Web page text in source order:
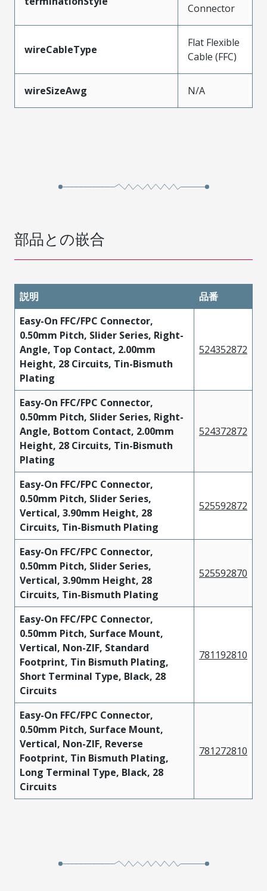
Connector
wireCableType
Flat Flexible
Cable (FFC)
wireSizeAwg N/A
部品との嵌合
説明
品番
Easy-On FFC/FPC Connector,
0.50mm Pitch, Slider Series, Right-
Angle, Top Contact, 2.00mm
Height, 28 Circuits, Tin-Bismuth
Plating
524352872
Easy-On FFC/FPC Connector,
0.50mm Pitch, Slider Series, Right-
Angle, Bottom Contact, 2.00mm
Height, 28 Circuits, Tin-Bismuth
Plating
524372872
Easy-On FFC/FPC Connector,
0.50mm Pitch, Slider Series,
Vertical, 3.90mm Height, 28
Circuits, Tin-Bismuth Plating
525592872
Easy-On FFC/FPC Connector,
0.50mm Pitch, Slider Series,
Vertical, 3.90mm Height, 28
Circuits, Tin-Bismuth Plating
525592870
Easy-On FFC/FPC Connector,
0.50mm Pitch, Surface Mount,
Vertical, Non-ZIF, Standard
Footprint, Tin Bismuth Plating,
Short Terminal Type, Black, 28
Circuits
781192810
Easy-On FFC/FPC Connector,
0.50mm Pitch, Surface Mount,
Vertical, Non-ZIF, Reverse
Footprint, Tin Bismuth Plating,
Long Terminal Type, Black, 28
Circuits
781272810